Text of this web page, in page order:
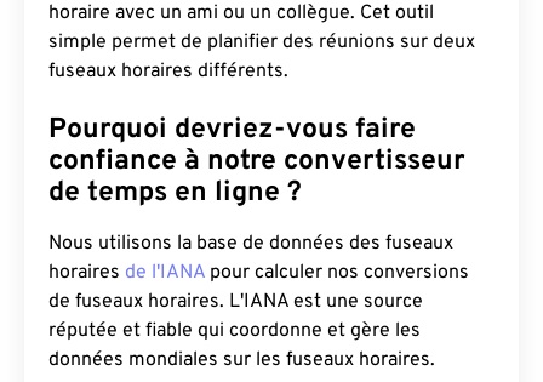
horaire avec un ami ou un collègue. Cet outil
simple permet de planifier des réunions sur deux
fuseaux horaires différents.
Pourquoi devriez-vous faire
confiance à notre convertisseur
de temps en ligne ?
Nous utilisons la base de données des fuseaux
horaires de l'IANA pour calculer nos conversions
de fuseaux horaires. L'IANA est une source
réputée et fiable qui coordonne et gère les
données mondiales sur les fuseaux horaires.